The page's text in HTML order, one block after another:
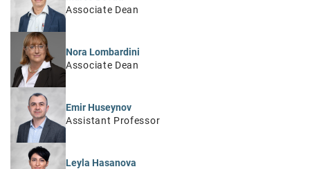
Associate Dean
Nora Lombardini
Associate Dean
Emir Huseynov
Assistant Professor
Leyla Hasanova